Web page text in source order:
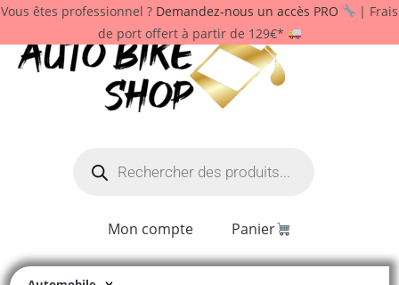
Vous êtes professionnel ? Demandez-nous un accès PRO
| Frais
de port offert à partir de 129€*
Mon compte Panier